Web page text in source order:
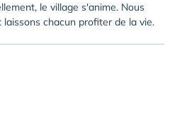
le village s'anime. Nous
chacun profiter de la vie.